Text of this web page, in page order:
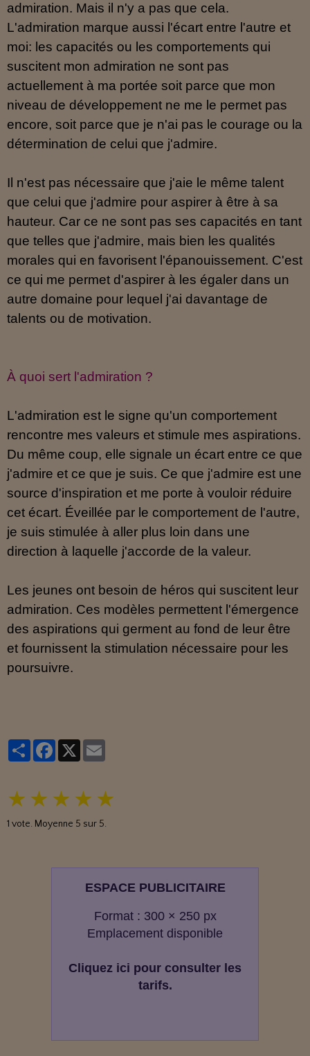
admiration. Mais il n'y a pas que cela.
L'admiration marque aussi l'écart entre l'autre et
moi: les capacités ou les comportements qui
suscitent mon admiration ne sont pas
actuellement à ma portée soit parce que mon
niveau de développement ne me le permet pas
encore, soit parce que je n'ai pas le courage ou la
détermination de celui que j'admire.
Il n'est pas nécessaire que j'aie le même talent
que celui que j'admire pour aspirer à être à sa
hauteur. Car ce ne sont pas ses capacités en tant
que telles que j'admire, mais bien les qualités
morales qui en favorisent l'épanouissement. C'est
ce qui me permet d'aspirer à les égaler dans un
autre domaine pour lequel j'ai davantage de
talents ou de motivation.
À quoi sert l'admiration ?
L'admiration est le signe qu'un comportement
rencontre mes valeurs et stimule mes aspirations.
Du même coup, elle signale un écart entre ce que
j'admire et ce que je suis. Ce que j'admire est une
source d'inspiration et me porte à vouloir réduire
cet écart. Éveillée par le comportement de l'autre,
je suis stimulée à aller plus loin dans une
direction à laquelle j'accorde de la valeur.
Les jeunes ont besoin de héros qui suscitent leur
admiration. Ces modèles permettent l'émergence
des aspirations qui germent au fond de leur être
et fournissent la stimulation nécessaire pour les
poursuivre.
PartagerFacebook
★ ★ ★ ★ ★
1 vote. Moyenne 5 sur 5.
ESPACE PUBLICITAIRE
Format : 300 × 250 px
Emplacement disponible
Cliquez ici pour consulter les
tarifs.